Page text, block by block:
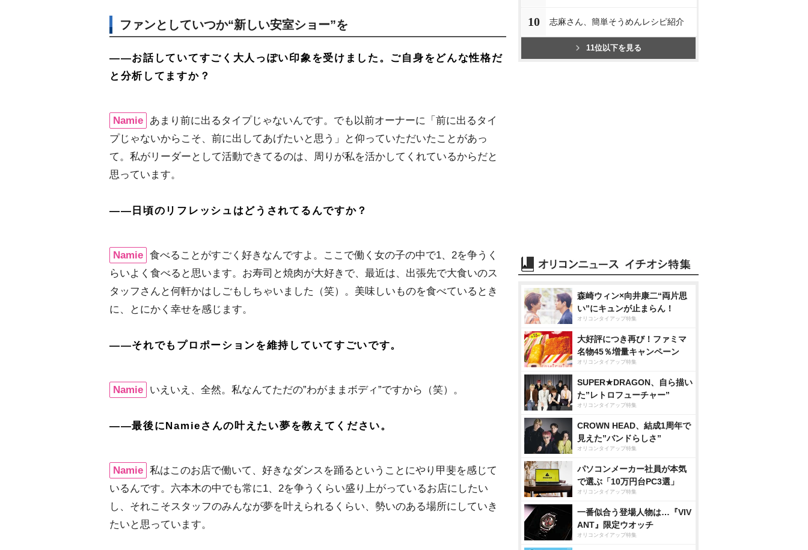
ファンとしていつか“新しい安室ショー”を
――お話していてすごく大人っぽい印象を受けました。ご自身をどんな性格だ
と分析してますか？
Namie
あまり前に出るタイプじゃないんです。でも以前オーナーに「前に出るタイ
プじゃないからこそ、前に出してあげたいと思う」と仰っていただいたことがあっ
て。私がリーダーとして活動できてるのは、周りが私を活かしてくれているからだと
思っています。
――日頃のリフレッシュはどうされてるんですか？
Namie 食べることがすごく好きなんですよ。ここで働く女の子の中で1、2を争うく
らいよく食べると思います。お寿司と焼肉が大好きで、最近は、出張先で大食いのス
タッフさんと何軒かはしごもしちゃいました（笑）。美味しいものを食べているとき
に、とにかく幸せを感じます。
――それでもプロポーションを維持していてすごいです。
Namie いえいえ、全然。私なんてただの”わがままボディ”ですから（笑）。
――最後にNamieさんの叶えたい夢を教えてください。
Namie 私はこのお店で働いて、好きなダンスを踊るということにやり甲斐を感じて
いるんです。六本木の中でも常に1、2を争うくらい盛り上がっているお店にしたい
し、それこそスタッフのみんなが夢を叶えられるくらい、勢いのある場所にしていき
たいと思っています。
10 志麻さん、簡単そうめんレシピ紹介
11位以下を見る
森崎ウィン×向井康二“両片思
い”にキュンが止まらん！
オリコンタイアップ特集
大好評につき再び！ファミマ
名物45％増量キャンペーン
オリコンタイアップ特集
SUPER★DRAGON、自ら描い
た”レトロフューチャー”
オリコンタイアップ特集
CROWN HEAD、結成1周年で
見えた”バンドらしさ”
オリコンタイアップ特集
パソコンメーカー社員が本気
で選ぶ「10万円台PC3選」
オリコンタイアップ特集
一番似合う登場人物は…『VIV
ANT』限定ウオッチ
オリコンタイアップ特集